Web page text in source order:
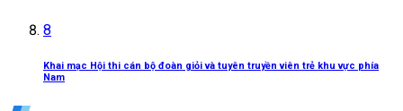
8
Khai mạc Hội thi cán bộ đoàn giỏi và tuyên truyền viên trẻ khu vực phía
Nam